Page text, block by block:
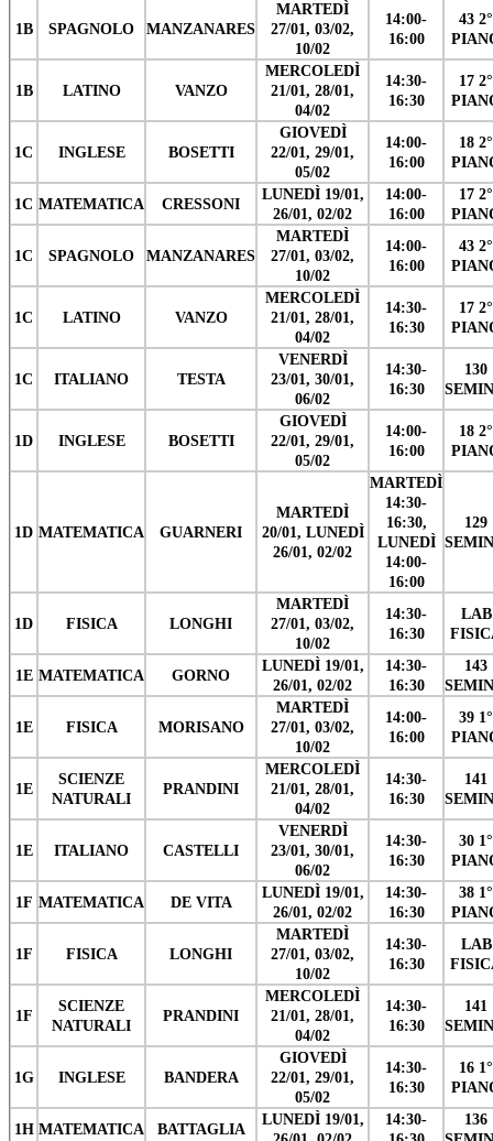
1B SPAGNOLO MANZANARES
MARTEDÌ
27/01, 03/02,
10/02
14:00-
16:00
43 2°
1B LATINO VANZO
MERCOLEDÌ
21/01, 28/01,
04/02
14:30-
16:30
17 2°
1C INGLESE BOSETTI
GIOVEDÌ
22/01, 29/01,
05/02
14:00-
16:00
18 2°
1C MATEMATICA CRESSONI
LUNEDÌ 19/01,
26/01, 02/02
14:00-
16:00
17 2°
1C SPAGNOLO MANZANARES
MARTEDÌ
27/01, 03/02,
10/02
14:00-
16:00
43 2°
1C LATINO VANZO
MERCOLEDÌ
21/01, 28/01,
04/02
14:30-
16:30
17 2°
1C ITALIANO TESTA
VENERDÌ
23/01, 30/01,
06/02
14:30-
16:30
130
1D INGLESE BOSETTI
GIOVEDÌ
22/01, 29/01,
05/02
14:00-
16:00
18 2°
1D MATEMATICA GUARNERI
MARTEDÌ
20/01, LUNEDÌ
26/01, 02/02
MARTEDÌ
14:30-
16:30,
LUNEDÌ
14:00-
16:00
129
1D FISICA LONGHI
MARTEDÌ
27/01, 03/02,
10/02
14:30-
16:30
LAB
1E MATEMATICA GORNO
LUNEDÌ 19/01,
26/01, 02/02
14:30-
16:30
143
1E FISICA MORISANO
MARTEDÌ
27/01, 03/02,
10/02
14:00-
16:00
39 1°
1E
SCIENZE
NATURALI
PRANDINI
MERCOLEDÌ
21/01, 28/01,
04/02
14:30-
16:30
141
1E ITALIANO CASTELLI
VENERDÌ
23/01, 30/01,
06/02
14:30-
16:30
30 1°
1F MATEMATICA DE VITA
LUNEDÌ 19/01,
26/01, 02/02
14:30-
16:30
38 1°
1F FISICA LONGHI
MARTEDÌ
27/01, 03/02,
10/02
14:30-
16:30
LAB
1F
SCIENZE
NATURALI
PRANDINI
MERCOLEDÌ
21/01, 28/01,
04/02
14:30-
16:30
141
1G INGLESE BANDERA
GIOVEDÌ
22/01, 29/01,
05/02
14:30-
16:30
16 1°
1H MATEMATICA BATTAGLIA
LUNEDÌ 19/01,
14:30-
136